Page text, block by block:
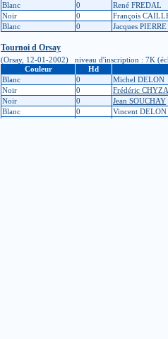
Blanc
0 René FREDAL
Noir
0 François
Blanc
0 Jacques PIERRE
Tournoi d Orsay
(Orsay, 12-01-2002) niveau d'inscription : 7K
Couleur
Hd
Blanc
0 Michel DELON
Noir
0 Frédéric
Noir
0 Jean SOUCHAY
Blanc
0 Vincent DELON